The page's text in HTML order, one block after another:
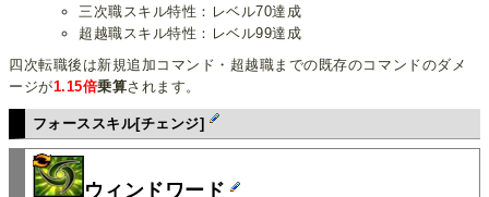
三次職スキル特性：レベル70達成
超越職スキル特性：レベル99達成
四次転職後は新規追加コマンド・超越職までの既存のコマンドのダメ
ージが1.15倍乗算されます。
フォーススキル[チェンジ]
ウィンドワード